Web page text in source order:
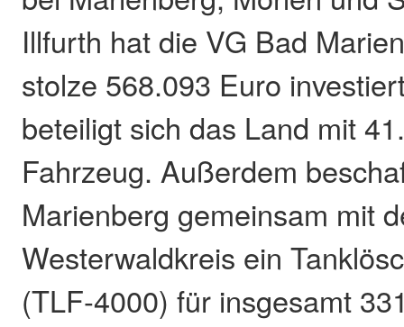
Illfurth hat die VG Bad
stolze 568.093 Euro
beteiligt sich das Land mit
Fahrzeug. Außerdem
Marienberg gemeinsam mit
Westerwaldkreis ein
(TLF-4000) für insgesamt